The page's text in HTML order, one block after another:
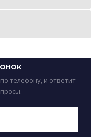
телефону, и ответит